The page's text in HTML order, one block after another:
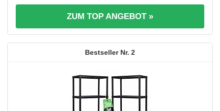
ZUM TOP ANGEBOT »
2